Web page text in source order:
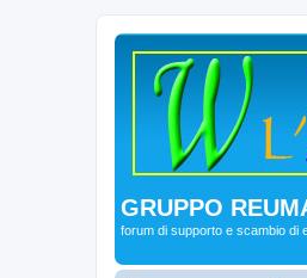
GRUPPO
forum di supporto e scambio di